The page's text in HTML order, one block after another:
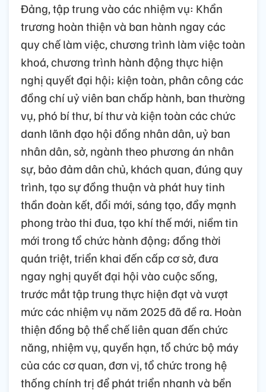
Đảng, tập trung vào các nhiệm vụ: Khẩn
trương hoàn thiện và ban hành ngay các
quy chế làm việc, chương trình làm việc toàn
khoá, chương trình hành động thực hiện
nghị quyết đại hội; kiện toàn, phân công các
đồng chí uỷ viên ban chấp hành, ban thường
vụ, phó bí thư, bí thư và kiện toàn các chức
danh lãnh đạo hội đồng nhân dân, uỷ ban
nhân dân, sở, ngành theo phương án nhân
sự, bảo đảm dân chủ, khách quan, đúng quy
trình, tạo sự đồng thuận và phát huy tinh
thần đoàn kết, đổi mới, sáng tạo, đẩy mạnh
phong trào thi đua, tạo khí thế mới, niềm tin
mới trong tổ chức hành động; đồng thời
quán triệt, triển khai đến cấp cơ sở, đưa
ngay nghị quyết đại hội vào cuộc sống,
trước mắt tập trung thực hiện đạt và vượt
mức các nhiệm vụ năm 2025 đã đề ra. Hoàn
thiện đồng bộ thể chế liên quan đến chức
năng, nhiệm vụ, quyền hạn, tổ chức bộ máy
của các cơ quan, đơn vị, tổ chức trong hệ
thống chính trị để phát triển nhanh và bền